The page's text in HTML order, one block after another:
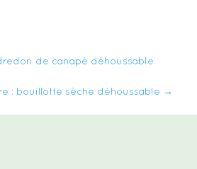
de canapé déhoussable
: bouillotte sèche déhoussable →